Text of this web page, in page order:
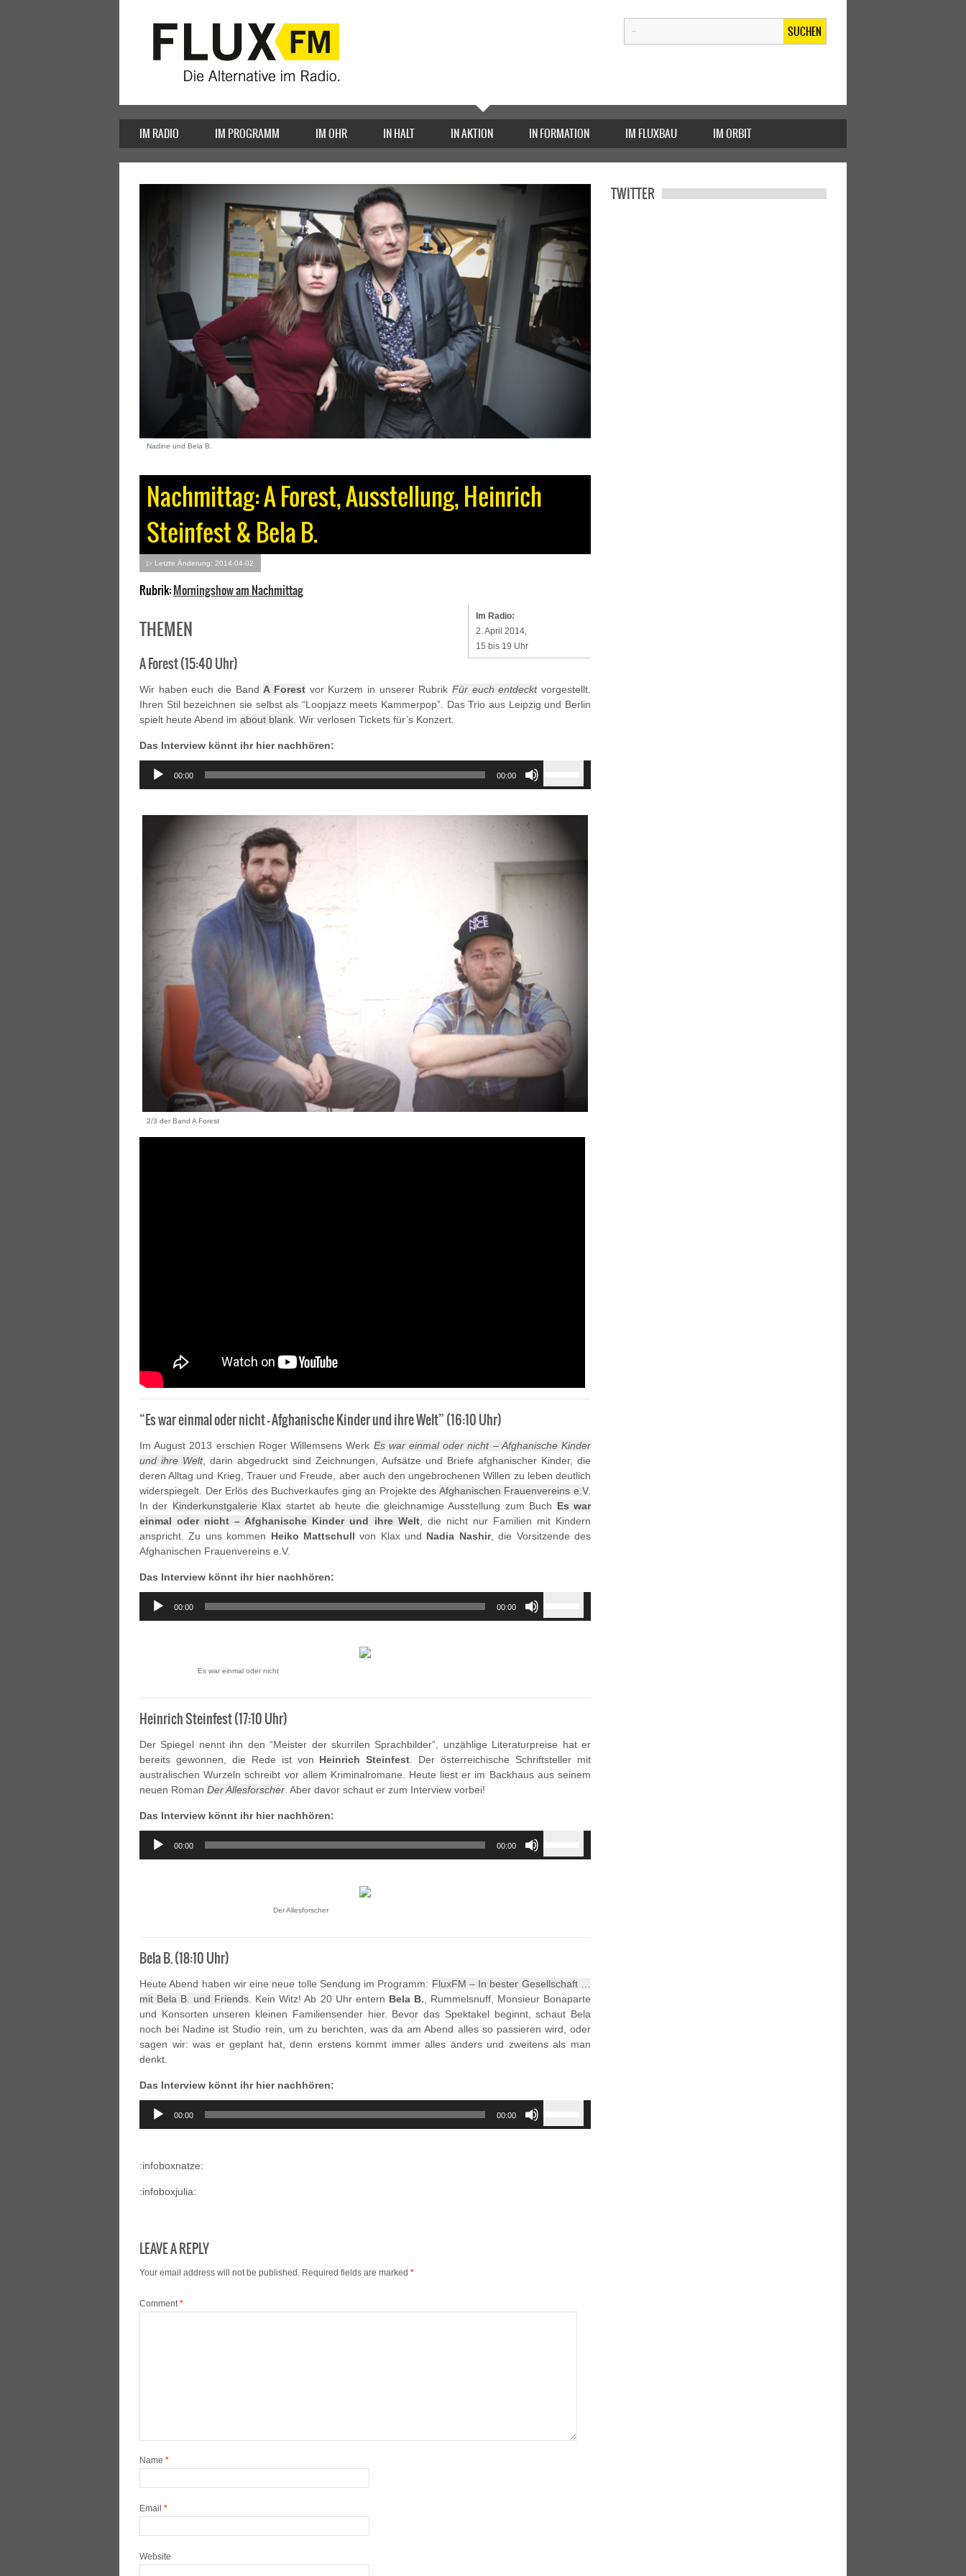
SUCHEN
IM RADIO IM PROGRAMM IM OHR IN HALT IN AKTION IN FORMATION IM FLUXBAU IM ORBIT
Nadine und Bela B.
Nachmittag: A Forest, Ausstellung, Heinrich
Steinfest & Bela B.
▷ Letzte Änderung: 2014-04-02
Rubrik:Morningshow am Nachmittag
Im Radio:
2. April 2014,
15 bis 19 Uhr
THEMEN
A Forest (15:40 Uhr)
Wir haben euch die Band A Forest vor Kurzem in unserer RubrikFür euch entdecktvorgestellt.
Ihren Stil bezeichnen sie selbst als “Loopjazz meets Kammerpop”. Das Trio aus Leipzig und Berlin
spielt heute Abend im about blank . Wir verlosen Tickets für’s Konzert.
Das Interview könnt ihr hier nachhören:
Audio
Player
00:00 00:00
2/3 der Band A Forest
“Es war einmal oder nicht – Afghanische Kinder und ihre Welt” (16:10 Uhr)
Im August 2013 erschien Roger Willemsens Werk Es war einmal oder nicht – Afghanische Kinder
und ihre Welt, darin abgedruckt sind Zeichnungen, Aufsätze und Briefe afghanischer Kinder, die
deren Alltag und Krieg, Trauer und Freude, aber auch den ungebrochenen Willen zu leben deutlich
widerspiegelt. Der Erlös des Buchverkaufes ging an Projekte des Afghanischen Frauenvereins e.V.
In der Kinderkunstgalerie Klax startet ab heute die gleichnamige Ausstellung zum Buch Es war
einmal oder nicht – Afghanische Kinder und ihre Welt, die nicht nur Familien mit Kindern
anspricht. Zu uns kommen Heiko Mattschull von Klax und Nadia Nashir, die Vorsitzende des
Afghanischen Frauenvereins e.V.
Das Interview könnt ihr hier nachhören:
Audio
Player
00:00 00:00
Es war einmal oder nicht
Heinrich Steinfest (17:10 Uhr)
Der Spiegel nennt ihn den “Meister der skurrilen Sprachbilder”, unzählige Literaturpreise hat er
bereits gewonnen, die Rede ist von Heinrich Steinfest. Der österreichische Schriftsteller mit
australischen Wurzeln schreibt vor allem Kriminalromane. Heute liest er im Backhaus aus seinem
neuen Roman Der Allesforscher. Aber davor schaut er zum Interview vorbei!
Das Interview könnt ihr hier nachhören:
Audio
Player
00:00 00:00
Der Allesforscher
Bela B. (18:10 Uhr)
Heute Abend haben wir eine neue tolle Sendung im Programm: FluxFM – In bester Gesellschaft …
mit Bela B. und Friends . Kein Witz! Ab 20 Uhr entern Bela B. , Rummelsnuff, Monsieur Bonaparte
und Konsorten unseren kleinen Familiensender hier. Bevor das Spektakel beginnt, schaut Bela
noch bei Nadine ist Studio rein, um zu berichten, was da am Abend alles so passieren wird, oder
sagen wir: was er geplant hat, denn erstens kommt immer alles anders und zweitens als man
denkt.
Das Interview könnt ihr hier nachhören:
Audio
Player
00:00 00:00
:infoboxnatze:
:infoboxjulia:
LEAVE A REPLY
Your email address will not be published. Required fields are marked *
Comment*
Name *
Email *
Website
TWITTER